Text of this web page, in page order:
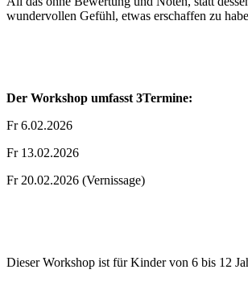
wundervollen Gefühl, etwas erschaffen zu
Der Workshop umfasst 3Termine:
Fr 6.02.2026
Fr 13.02.2026
Fr 20.02.2026 (Vernissage)
Dieser Workshop ist für Kinder von 6 bis 12